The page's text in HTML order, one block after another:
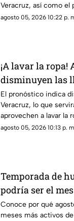
Veracruz, así como el
probabilidad de
agosto 05, 2026 10:22 p.
¡A lavar la ropa!
disminuyen las
El pronóstico indica
Veracruz, lo que
aprovechen a lavar la
agosto 05, 2026 10:13 p.
Temporada de
podría ser el
Veracruz
Conoce por qué
meses más activos